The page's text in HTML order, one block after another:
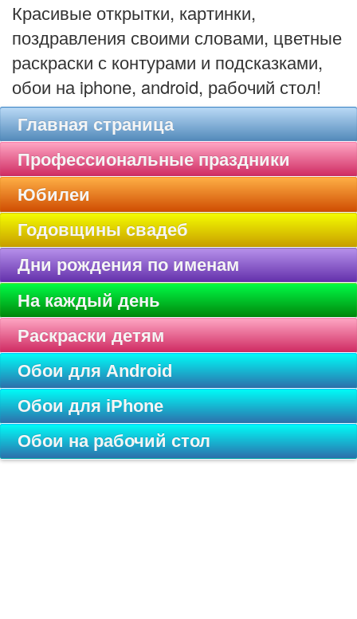
Красивые открытки, картинки,
поздравления своими словами, цветные
раскраски с контурами и подсказками,
обои на iphone, android, рабочий стол!
Главная страница
Профессиональные праздники
Юбилеи
Годовщины свадеб
Дни рождения по именам
На каждый день
Раскраски детям
Обои для Android
Обои для iPhone
Обои на рабочий стол